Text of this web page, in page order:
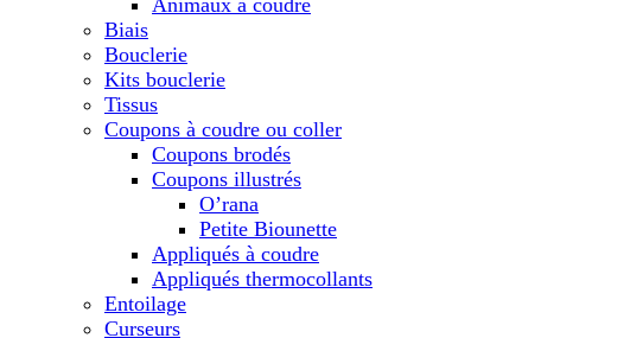
Animaux à coudre
Biais
Bouclerie
Kits bouclerie
Tissus
Coupons à coudre ou coller
Coupons brodés
Coupons illustrés
O’rana
Petite Biounette
Appliqués à coudre
Appliqués thermocollants
Entoilage
Curseurs